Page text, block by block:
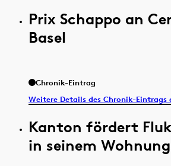
Prix Schappo an
Basel
Chronik-Eintrag
Weitere Details des Chronik-Eintrags
Kanton fördert
in seinem